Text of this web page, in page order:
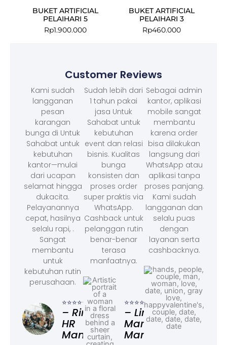
BUKET ARTIFICIAL
PELAIHARI 5
Rp1.900.000
BUKET ARTIFICIAL
PELAIHARI 3
Rp460.000
Customer Reviews
Kami sudah
langganan
pesan
karangan
bunga di Untuk
Sahabat untuk
kebutuhan
kantor—mulai
dari ucapan
selamat hingga
dukacita.
Pelayanannya
cepat, hasilnya
selalu rapi, .
Sangat
membantu
untuk
kebutuhan rutin
perusahaan.
⭐⭐⭐⭐⭐
– Rina,
HR
Manager
Sudah lebih dari
1 tahun pakai
jasa Untuk
Sahabat untuk
kebutuhan
event dan relasi
bisnis. Kualitas
bunga
konsisten dan
proses order
super praktis via
WhatsApp.
Cashback untuk
pelanggan rutin
benar-benar
terasa
manfaatnya.
⭐⭐⭐⭐⭐
– Linda,
Marketing
Manager
Sebagai admin
kantor, aplikasi
mobile sangat
membantu
karena order
bisa dilakukan
langsung dari
WhatsApp atau
aplikasi tanpa
proses panjang.
Kami sudah
langganan dan
selalu puas
dengan
layanan serta
cashbacknya.